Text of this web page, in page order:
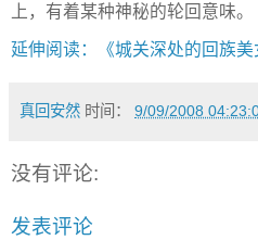
上，有着某种神秘的轮回意味。
延伸阅读：《城关深处的回族美
真回安然 时间： 9/09/2008
没有评论:
发表评论